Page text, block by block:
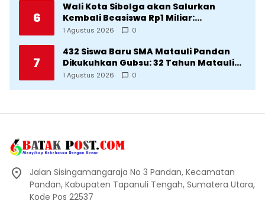
6
Wali Kota Sibolga akan Salurkan
Kembali Beasiswa Rp1 Miliar:
Diproritaskan Mahasiswa Korban
1 Agustus 2026 0
7
432 Siswa Baru SMA Matauli Pandan
Dikukuhkan Gubsu: 32 Tahun Matauli
Cetak SDM Unggul
1 Agustus 2026 0
Jalan Sisingamangaraja No 3 Pandan, Kecamatan
Pandan, Kabupaten Tapanuli Tengah, Sumatera Utara,
Kode Pos 22537